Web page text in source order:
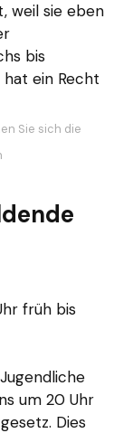
weil sie eben
bis
ein Recht
Sie sich die
früh bis
um 20 Uhr
Dies